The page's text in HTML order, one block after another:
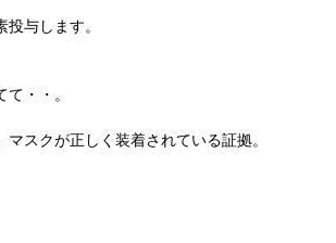
与します。
・・。
スクが正しく装着されている証拠。